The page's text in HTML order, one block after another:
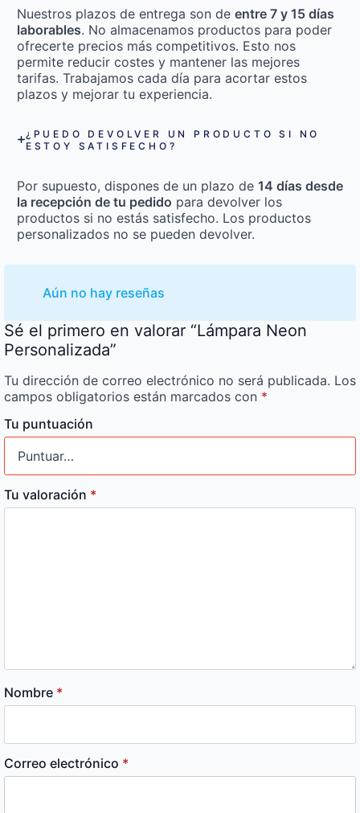
Nuestros plazos de entrega son de entre 7 y 15 días
laborables. No almacenamos productos para poder
ofrecerte precios más competitivos. Esto nos
permite reducir costes y mantener las mejores
tarifas. Trabajamos cada día para acortar estos
plazos y mejorar tu experiencia.
¿PUEDO DEVOLVER UN PRODUCTO SI NO
ESTOY SATISFECHO?
Por supuesto, dispones de un plazo de 14 días desde
la recepción de tu pedido para devolver los
productos si no estás satisfecho. Los productos
personalizados no se pueden devolver.
Aún no hay reseñas
Sé el primero en valorar “Lámpara Neon
Personalizada”
Tu dirección de correo electrónico no será publicada. Los
campos obligatorios están marcados con *
Tu puntuación
Tu valoración *
Nombre *
Correo electrónico *